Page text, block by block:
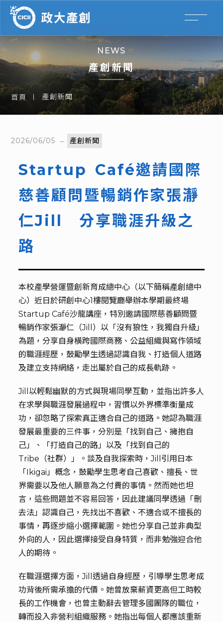
NEWS
產創新聞
首頁 產創新聞
2026/06/05 產創新聞
Startup Café邀請國際
慈善顧問暨暢銷作家張瀞
仁Jill 分享職涯升級之
路
本校產學營運暨創新育成總中心（以下簡稱產創總中
心）近日於研創中心1樓閱覽廳舉辦本學期最終場
Startup Café沙龍講座，特別邀請國際慈善顧問暨
暢銷作家張瀞仁（Jill）以「沒有狼性，我獨自升級」
為題，分享自身橫跨國際商務、公益組織與寫作領域
的職涯經歷，鼓勵學生透過認識自我、打造個人道路
及建立支持網絡，走出屬於自己的成長軌跡。
Jill以輕鬆幽默的方式與現場同學互動，並指出許多人
在求學與職涯發展過程中，習慣以外界標準衡量成
功，卻忽略了探索真正適合自己的道路。她認為職涯
發展最重要的三件事，分別是「找到自己、擁抱自
己」、「打造自己的路」以及「找到自己的
Tribe（社群）」。談及自我探索時，Jill引用日本
「Ikigai」概念，鼓勵學生思考自己喜歡、擅長、世
界需要以及他人願意為之付費的事情。然而她也坦
言，這些問題並不容易回答，因此建議同學透過「刪
去法」認識自己，先找出不喜歡、不適合或不擅長的
事情，再逐步縮小選擇範圍。她也分享自己並非典型
外向的人，因此選擇接受自身特質，而非勉強迎合他
人的期待。
在職涯選擇方面，Jill透過自身經歷，引導學生思考成
功背後所需承擔的代價。她曾放棄薪資更高但工時較
長的工作機會，也曾主動辭去管理多國團隊的職位，
轉而投入非營利組織服務。她指出每個人都應該重新